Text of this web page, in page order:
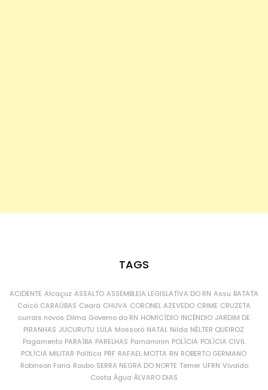
TAGS
ACIDENTE Alcaçuz ASSALTO ASSEMBLEIA LEGISLATIVA DO RN Assu BATATA
Caicó CARAÚBAS Ceará CHUVA CORONEL AZEVEDO CRIME CRUZETA
currais novos Dilma Governo do RN HOMICÍDIO INCÊNDIO JARDIM DE
PIRANHAS JUCURUTU LULA Mossoró NATAL Nilda NÉLTER QUEIROZ
Pagamento PARAÍBA PARELHAS Parnamirim POLÍCIA POLÍCIA CIVIL
POLÍCIA MILITAR Política PRF RAFAEL MOTTA RN ROBERTO GERMANO
Robinson Faria Roubo SERRA NEGRA DO NORTE Temer UFRN Vivaldo
Costa Água ÁLVARO DIAS